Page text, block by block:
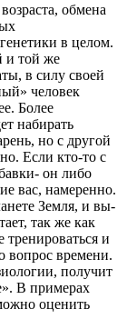
обмена
в целом.
и той же
в силу своей
человек
Более
набирать
но с другой
Если кто-то с
он либо
вас, намеренно.
Земля, и вы-
так же как
тренироваться и
вопрос времени.
получит
В примерах
оценить